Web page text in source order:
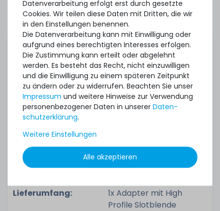
Lenovo ThinkSystem
ST650 V2
Zugehörige
Teilenummer(n):
Part No.:
00Y3343
Zustand:
gebraucht, sehr gut
Lieferumfang:
1x Adapter mit High
Profile Slotblende
Datenverarbeitung erfolgt erst durch gesetzte
Cookies. Wir teilen diese Daten mit Dritten, die wir
in den Einstellungen benennen.
Die Datenverarbeitung kann mit Einwilligung oder
aufgrund eines berechtigten Interesses erfolgen.
Die Zustimmung kann erteilt oder abgelehnt
werden. Es besteht das Recht, nicht einzuwilligen
und die Einwilligung zu einem späteren Zeitpunkt
zu ändern oder zu widerrufen. Beachten Sie unser
Impressum und weitere Hinweise zur Verwendung
personenbezogener Daten in unserer Daten­
schutz­erklärung.
Weitere Einstellungen
Alle akzeptieren